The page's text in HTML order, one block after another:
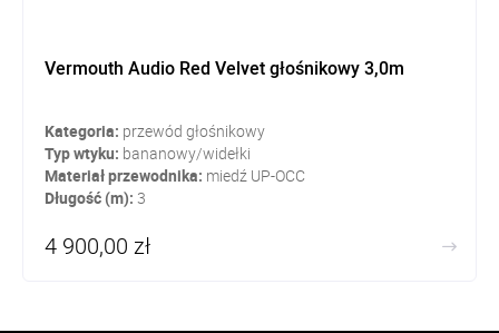
Vermouth Audio Red Velvet głośnikowy 3,0m
Kategoria: przewód głośnikowy
Typ wtyku: bananowy/widełki
Materiał przewodnika: miedź UP-OCC
Długość (m): 3
4 900,00 zł